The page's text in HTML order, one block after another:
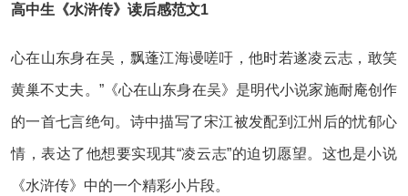
高中生《水浒传》读后感范文1
心在山东身在吴，飘蓬江海谩嗟吁，他时若遂凌云志，敢笑
黄巢不丈夫。”《心在山东身在吴》是明代小说家施耐庵创作
的一首七言绝句。诗中描写了宋江被发配到江州后的忧郁心
情，表达了他想要实现其“凌云志”的迫切愿望。这也是小说
《水浒传》中的一个精彩小片段。